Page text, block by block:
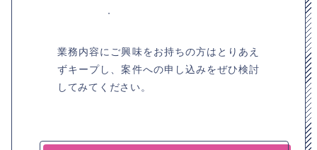
業務内容にご興味をお持ちの方はとりあえ
ずキープし、案件への申し込みをぜひ検討
してみてください。